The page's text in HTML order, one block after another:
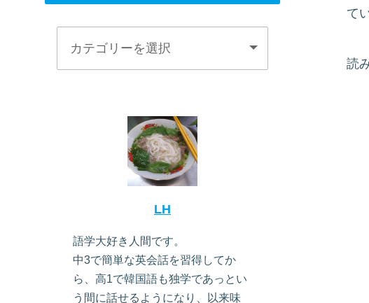
て
読
LH
語学大好き人間です。
中3で簡単な英会話を習得してか
ら、高1で韓国語も独学であっとい
う間に話せるようになり、以来味